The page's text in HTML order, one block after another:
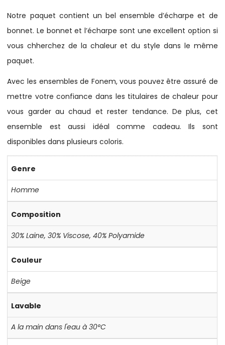
Notre paquet contient un bel ensemble d’écharpe et de
bonnet. Le bonnet et l’écharpe sont une excellent option si
vous chherchez de la chaleur et du style dans le même
paquet.
Avec les ensembles de Fonem, vous pouvez être assuré de
mettre votre confiance dans les titulaires de chaleur pour
vous garder au chaud et rester tendance. De plus, cet
ensemble est aussi idéal comme cadeau. Ils sont
disponibles dans plusieurs coloris.
Genre
Homme
Composition
30% Laine,30% Viscose,40% Polyamide
Couleur
Beige
Lavable
A la main dans l'eau à 30°C